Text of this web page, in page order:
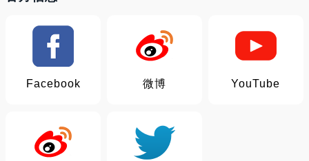
Facebook 微博 YouTube